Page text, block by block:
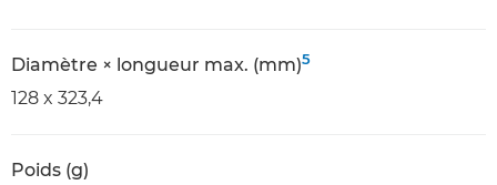
Diamètre × longueur max. (mm)5
128 x 323,4
Poids (g)